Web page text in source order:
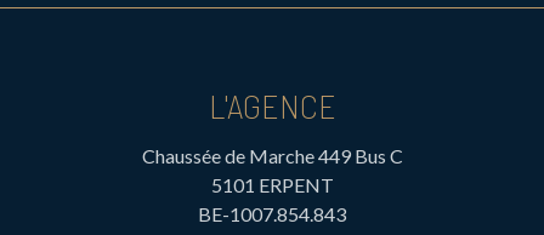
L'AGENCE
Chaussée de Marche 449 Bus C
5101 ERPENT
BE-1007.854.843